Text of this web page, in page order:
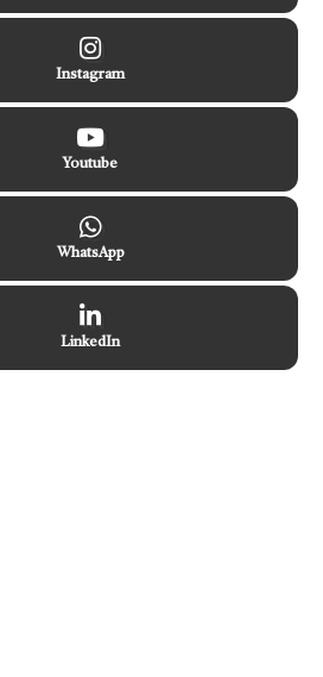
Instagram
Youtube
WhatsApp
LinkedIn